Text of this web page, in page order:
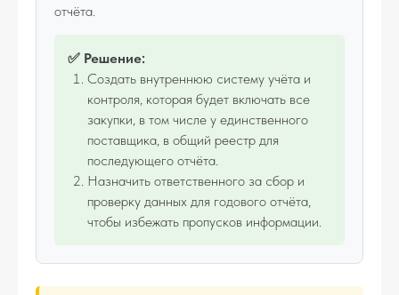
отчёта.
✅ Решение:
Создать внутреннюю систему учёта и
контроля, которая будет включать все
закупки, в том числе у единственного
поставщика, в общий реестр для
последующего отчёта.
Назначить ответственного за сбор и
проверку данных для годового отчёта,
чтобы избежать пропусков информации.